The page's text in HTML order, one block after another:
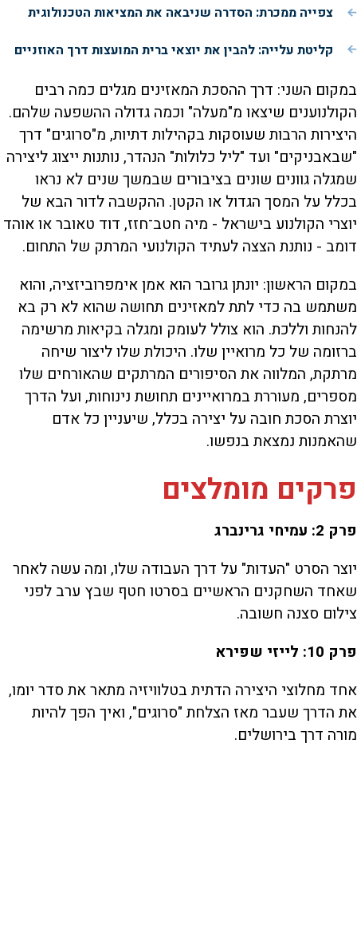
צפייה ממכרת: הסדרה שניבאה את המציאות הטכנולוגית
קליטת עלייה: להבין את יוצאי ברית המועצות דרך האוזניים
במקום השני: דרך ההסכת המאזינים מגלים כמה רבים
הקולנוענים שיצאו מ"מעלה" וכמה גדולה ההשפעה שלהם.
היצירות הרבות שעוסקות בקהילות דתיות, מ"סרוגים" דרך
"שבאבניקים" ועד "ליל כלולות" הנהדר, נותנות ייצוג ליצירה
שמגלה גוונים שונים בציבורים שבמשך שנים לא נראו
בכלל על המסך הגדול או הקטן. ההקשבה לדור הבא של
יוצרי הקולנוע בישראל - מיה חטב־חזז, דוד טאובר או אוהד
דומב - נותנת הצצה לעתיד הקולנועי המרתק של התחום.
במקום הראשון: יונתן גרובר הוא אמן אימפרוביזציה, והוא
משתמש בה כדי לתת למאזינים תחושה שהוא לא רק בא
להנחות וללכת. הוא צולל לעומק ומגלה בקיאות מרשימה
ברזומה של כל מרואיין שלו. היכולת שלו ליצור שיחה
מרתקת, המלווה את הסיפורים המרתקים שהאורחים שלו
מספרים, מעוררת במרואיינים תחושת נינוחות, ועל הדרך
יוצרת הסכת חובה על יצירה בכלל, שיעניין כל אדם
שהאמנות נמצאת בנפשו.
פרקים מומלצים
פרק 2: עמיחי גרינברג
יוצר הסרט "העדות" על דרך העבודה שלו, ומה עשה לאחר
שאחד השחקנים הראשיים בסרטו חטף שבץ ערב לפני
צילום סצנה חשובה.
פרק 10: לייזי שפירא
אחד מחלוצי היצירה הדתית בטלוויזיה מתאר את סדר יומו,
את הדרך שעבר מאז הצלחת "סרוגים", ואיך הפך להיות
מורה דרך בירושלים.